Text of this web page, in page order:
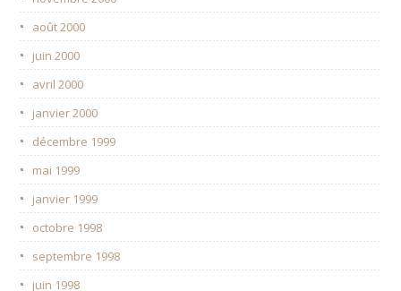
août 2000
juin 2000
avril 2000
janvier 2000
décembre 1999
mai 1999
janvier 1999
octobre 1998
septembre 1998
juin 1998